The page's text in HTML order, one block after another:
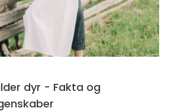
dyr - Fakta og